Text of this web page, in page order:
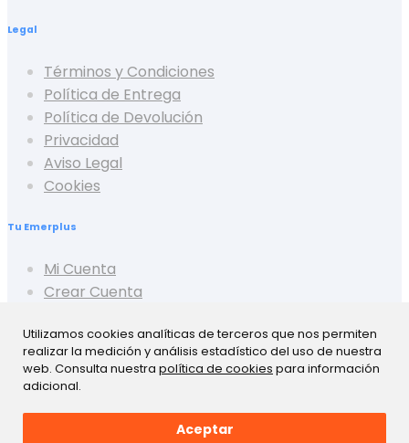
Utilizamos cookies analíticas de terceros que nos permiten
realizar la medición y análisis estadístico del uso de nuestra
web. Consulta nuestra política de cookies para información
adicional.
Aceptar
Legal
Términos y Condiciones
Política de Entrega
Política de Devolución
Privacidad
Aviso Legal
Cookies
Tu Emerplus
Mi Cuenta
Crear Cuenta
Mis Pedidos
Mis Favoritos
Mis Presupuestos